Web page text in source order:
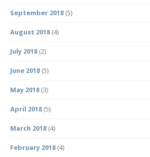
September 2018 (5)
August 2018 (4)
July 2018 (2)
June 2018 (5)
May 2018 (3)
April 2018 (5)
March 2018 (4)
February 2018 (4)